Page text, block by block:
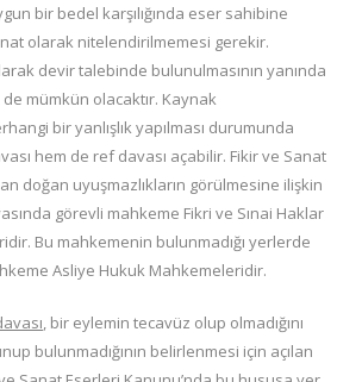
bir bedel karşılığında eser sahibine
olarak nitelendirilmemesi gerekir.
devir talebinde bulunulmasının yanında
mümkün olacaktır. Kaynak
bir yanlışlık yapılması durumunda
hem de ref davası açabilir. Fikir ve Sanat
doğan uyuşmazlıkların görülmesine ilişkin
görevli mahkeme Fikri ve Sınai Haklar
Bu mahkemenin bulunmadığı yerlerde
Asliye Hukuk Mahkemeleridir.
, bir eylemin tecavüz olup olmadığını
bulunmadığının belirlenmesi için açılan